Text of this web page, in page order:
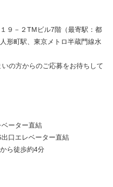
９－２TMビル7階（最寄駅：都
形町駅、東京メトロ半蔵門線水
の方からのご応募をお待ちして
ーター直結
口エレベーター直結
ら徒歩約4分